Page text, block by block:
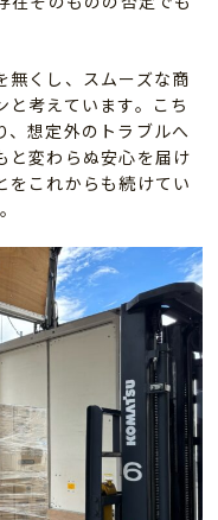
無くし、スムーズな商
考えています。こち
、想定外のトラブルへ
と変わらぬ安心を届け
をこれからも続けてい